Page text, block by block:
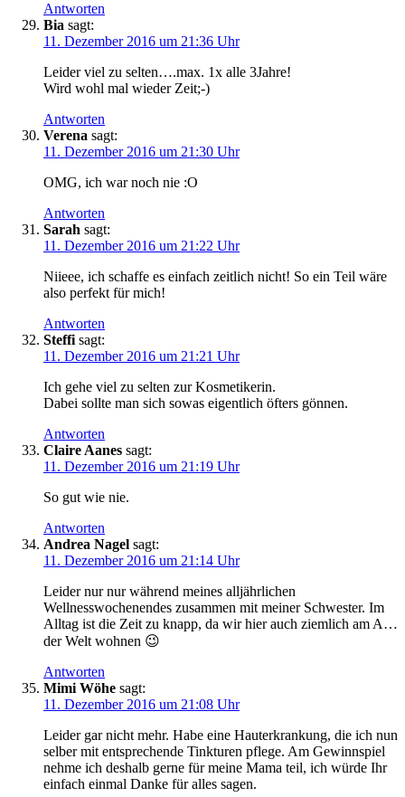
Antworten
Bia sagt:
11. Dezember 2016 um 21:36 Uhr
Leider viel zu selten….max. 1x alle 3Jahre!
Wird wohl mal wieder Zeit;-)
Antworten
Verena sagt:
11. Dezember 2016 um 21:30 Uhr
OMG, ich war noch nie :O
Antworten
Sarah sagt:
11. Dezember 2016 um 21:22 Uhr
Niieee, ich schaffe es einfach zeitlich nicht! So ein Teil wäre
also perfekt für mich!
Antworten
Steffi sagt:
11. Dezember 2016 um 21:21 Uhr
Ich gehe viel zu selten zur Kosmetikerin.
Dabei sollte man sich sowas eigentlich öfters gönnen.
Antworten
Claire Aanes sagt:
11. Dezember 2016 um 21:19 Uhr
So gut wie nie.
Antworten
Andrea Nagel sagt:
11. Dezember 2016 um 21:14 Uhr
Leider nur nur während meines alljährlichen
Wellnesswochenendes zusammen mit meiner Schwester. Im
Alltag ist die Zeit zu knapp, da wir hier auch ziemlich am A…
der Welt wohnen 😉
Antworten
Mimi Wöhe sagt:
11. Dezember 2016 um 21:08 Uhr
Leider gar nicht mehr. Habe eine Hauterkrankung, die ich nun
selber mit entsprechende Tinkturen pflege. Am Gewinnspiel
nehme ich deshalb gerne für meine Mama teil, ich würde Ihr
einfach einmal Danke für alles sagen.